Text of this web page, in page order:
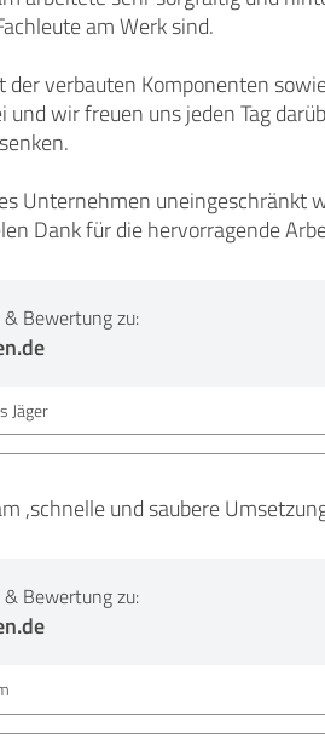
am Werk sind.
der verbauten Komponenten
wir freuen uns jeden Tag
Unternehmen uneingeschränkt
Dank für die hervorragende
Bewertung zu:
Jäger
,schnelle und saubere
Bewertung zu: